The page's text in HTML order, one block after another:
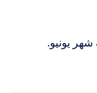
يونيو.